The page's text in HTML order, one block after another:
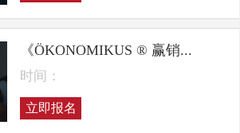
《ÖKONOMIKUS ® 赢销...
时间：
立即报名